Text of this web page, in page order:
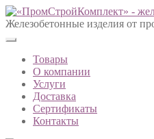
Железобетонные изделия от
Товары
О компании
Услуги
Доставка
Сертификаты
Контакты